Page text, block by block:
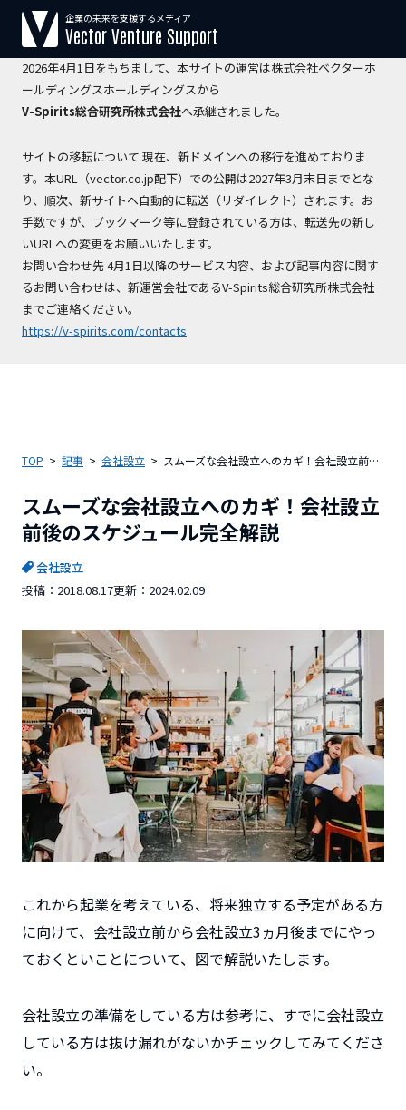
【運営会社変更のお知らせ】
2026年4月1日をもちまして、本サイトの運営は株式会社ベクターホ
ールディングスホールディングスから
V-Spirits総合研究所株式会社へ承継されました。
サイトの移転について 現在、新ドメインへの移行を進めておりま
す。本URL（vector.co.jp配下）での公開は2027年3月末日までとな
り、順次、新サイトへ自動的に転送（リダイレクト）されます。お
手数ですが、ブックマーク等に登録されている方は、転送先の新し
いURLへの変更をお願いいたします。
お問い合わせ先 4月1日以降のサービス内容、および記事内容に関す
るお問い合わせは、新運営会社であるV-Spirits総合研究所株式会社
までご連絡ください。
https://v-spirits.com/contacts
企業の未来を支援するメディア
Vector Venture Support
TOP 記事 会社設立 スムーズな会社設立へのカギ！会社設立前後のスケジュール完全解説
スムーズな会社設立へのカギ！会社設立
前後のスケジュール完全解説
会社設立
投稿： 2018.08.17更新： 2024.02.09
これから起業を考えている、将来独立する予定がある方
に向けて、会社設立前から会社設立3ヵ月後までにやっ
ておくといことについて、図で解説いたします。
会社設立の準備をしている方は参考に、すでに会社設立
している方は抜け漏れがないかチェックしてみてくださ
い。